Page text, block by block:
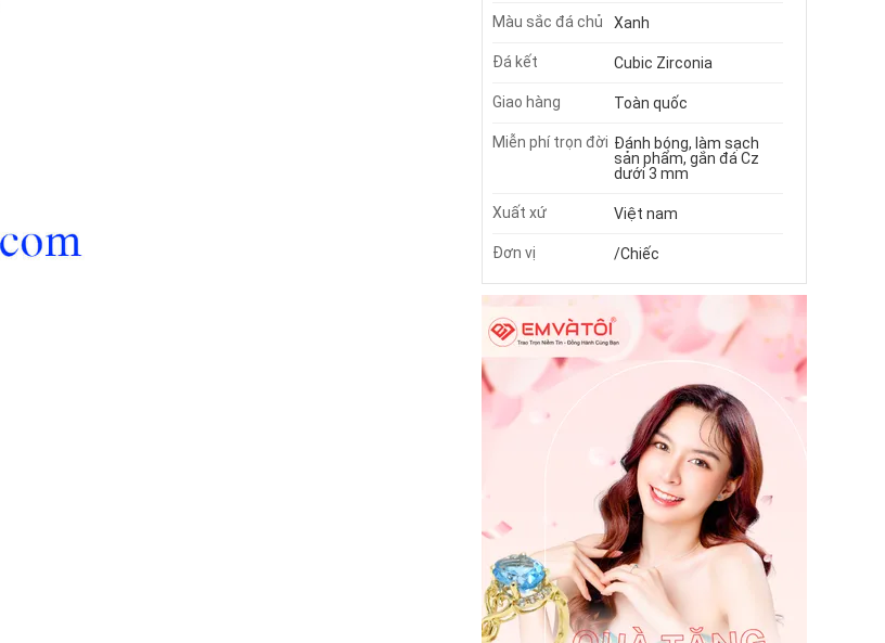
Màu sắc đá chủ Xanh
Đá kết Cubic Zirconia
Giao hàng Toàn quốc
Miễn phí trọn đời Đánh bóng, làm sạch
sản phẩm, gắn đá Cz
dưới 3 mm
Xuất xứ Việt nam
Đơn vị /Chiếc